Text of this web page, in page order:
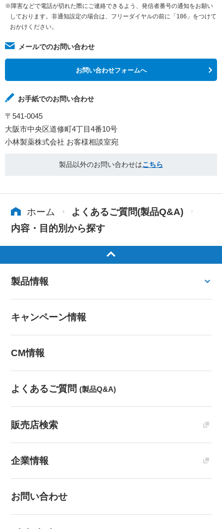
※障害などで電話が切れた際にご連絡できるよう、発信者番号の通知をお願い
しております。非通知設定の場合は、フリーダイヤルの前に「186」をつけて
おかけください。
メールでのお問い合わせ
お問い合わせフォームへ
お手紙でのお問い合わせ
〒541-0045
大阪市中央区道修町4丁目4番10号
小林製薬株式会社 お客様相談室宛
製品以外のお問い合わせはこちら
ホーム
よくあるご質問(製品Q&A)
内容・目的別から探す
製品情報
キャンペーン情報
CM情報
よくあるご質問 (製品Q&A)
販売店検索
企業情報
お問い合わせ